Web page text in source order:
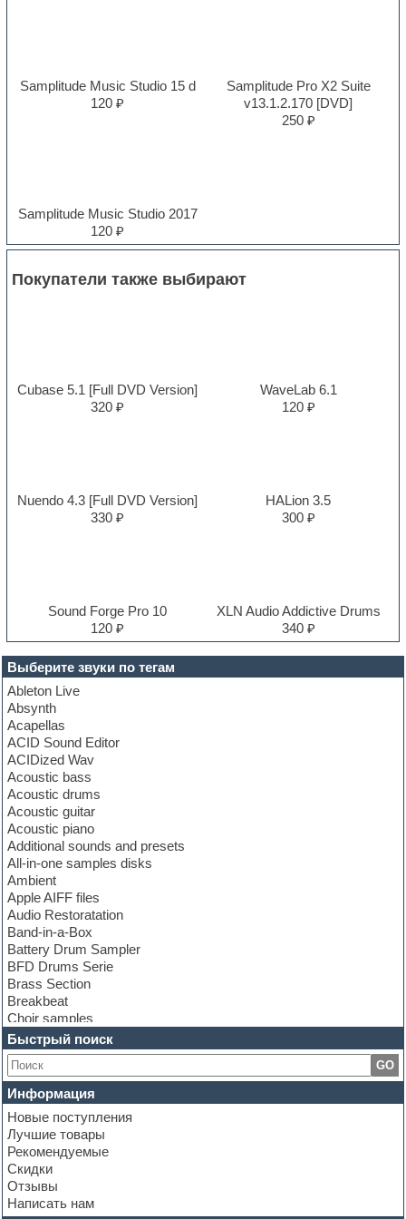
Выберите звуки по тегам
Ableton Live
Absynth
Acapellas
ACID Sound Editor
ACIDized Wav
Acoustic bass
Acoustic drums
Acoustic guitar
Acoustic piano
Additional sounds and presets
All-in-one samples disks
Ambient
Apple AIFF files
Audio Restoratation
Band-in-a-Box
Battery Drum Sampler
BFD Drums Serie
Brass Section
Breakbeat
Choir samples
Chris Hein Samples
Cinematic samples
Club bass
Club leads
Club sounds
Construction kits
Convolution
Cubase
Dance drums
Dance music production tutorials
DAW
Быстрый поиск
GO
Информация
Новые поступления
Лучшие товары
Рекомендуемые
Скидки
Отзывы
Написать нам
Samplitude Music Studio 15 d
120 ₽
Samplitude Pro X2 Suite
v13.1.2.170 [DVD]
250 ₽
Samplitude Music Studio 2017
120 ₽
Покупатели также выбирают
Cubase 5.1 [Full DVD Version]
320 ₽
WaveLab 6.1
120 ₽
Nuendo 4.3 [Full DVD Version]
330 ₽
HALion 3.5
300 ₽
Sound Forge Pro 10
120 ₽
XLN Audio Addictive Drums
340 ₽